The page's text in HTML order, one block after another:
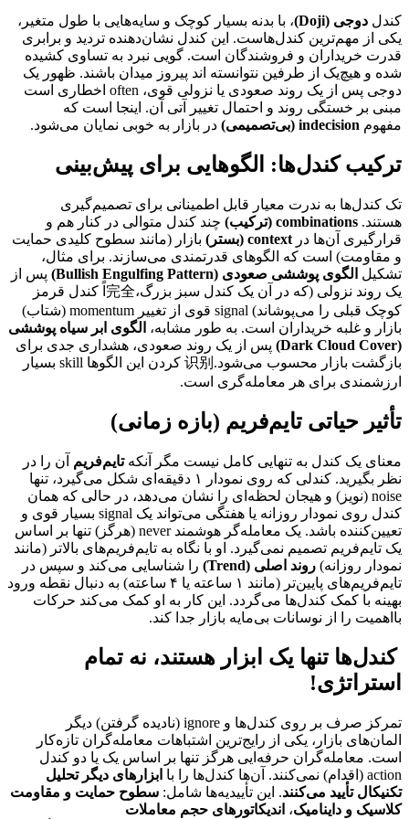
کندل دوجی (Doji)
، با بدنه بسیار کوچک و سایه‌هایی با طول متغیر،
یکی از مهم‌ترین کندل‌هاست. این کندل نشان‌دهنده تردید و برابری
قدرت خریداران و فروشندگان است. گویی نبرد به تساوی کشیده
شده و هیچ‌یک از طرفین نتوانسته اند پیروز میدان باشند. ظهور یک
دوجی پس از یک روند صعودی یا نزولی قوی، often اخطاری است
مبنی بر خستگی روند و احتمال تغییر آتی آن. اینجا است که
مفهوم indecision (بی‌تصمیمی) در بازار به خوبی نمایان می‌شود.
ترکیب کندل‌ها: الگوهایی برای پیش‌بینی
تک کندل‌ها به ندرت معیار قابل اطمینانی برای تصمیم‌گیری
هستند. combinations (ترکیب)
چند کندل متوالی در کنار هم و
قرارگیری آن‌ها در context (بستر)
بازار (مانند سطوح کلیدی حمایت
و مقاومت) است که الگوهای قدرتمندی می‌سازند. برای مثال،
تشکیل الگوی پوششی صعودی (Bullish Engulfing Pattern)
پس از
یک روند نزولی (که در آن یک کندل سبز بزرگ،完全اً کندل قرمز
کوچک قبلی را می‌پوشاند) signal قوی از تغییر momentum (شتاب)
بازار و غلبه خریداران است. به طور مشابه، الگوی ابر سیاه پوششی
(Dark Cloud Cover)
پس از یک روند صعودی، هشداری جدی برای
بازگشت بازار محسوب می‌شود.识别 کردن این الگوها skill بسیار
ارزشمندی برای هر معامله‌گری است.
تأثیر حیاتی تایم‌فریم (بازه زمانی)
معنای یک کندل به تنهایی کامل نیست مگر آنکهتایم‌فریم آن را در
نظر بگیرید. کندلی که روی نمودار ۱ دقیقه‌ای شکل می‌گیرد، تنها
noise (نویز) و هیجان لحظه‌ای را نشان می‌دهد، در حالی که همان
کندل روی نمودار روزانه یا هفتگی می‌تواند یک signal بسیار قوی و
تعیین‌کننده باشد. یک معامله‌گر هوشمند never (هرگز) تنها بر اساس
یک تایم‌فریم تصمیم نمی‌گیرد. او با نگاه به تایم‌فریم‌های بالاتر (مانند
نمودار روزانه) روند اصلی (Trend)
را شناسایی می‌کند و سپس در
تایم‌فریم‌های پایین‌تر (مانند ۱ ساعته یا ۴ ساعته) به دنبال نقطه ورود
بهینه با کمک کندل‌ها می‌گردد. این کار به او کمک می‌کند حرکات
بااهمیت را از نوسانات بی‌مایه بازار جدا کند.
️ کندل‌ها تنها یک ابزار هستند، نه تمام
استراتژی!
تمرکز صرف بر روی کندل‌ها و ignore (نادیده گرفتن) دیگر
المان‌های بازار، یکی از رایج‌ترین اشتباهات معامله‌گران تازه‌کار
است. معامله‌گران حرفه‌ایی هرگز تنها بر اساس یک یا دو کندل
action (اقدام) نمی‌کنند. آن‌ها کندل‌ها را با
ابزارهای دیگر تحلیل
تکنیکال تأیید می‌کنند. این تأییدیه‌ها شامل: سطوح حمایت و مقاومت
کلاسیک و داینامیک، اندیکاتورهای حجم معاملات